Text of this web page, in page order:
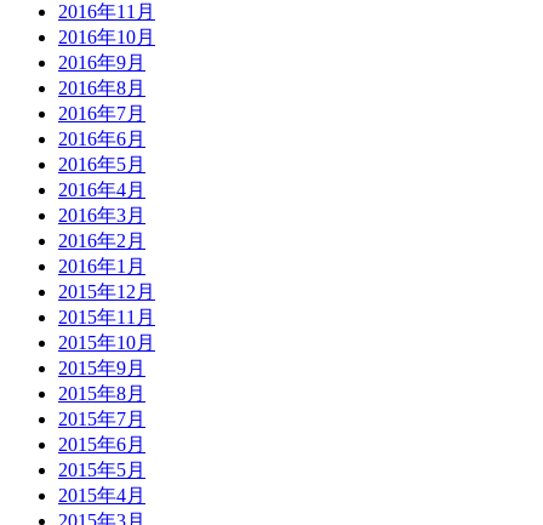
2016年11月
2016年10月
2016年9月
2016年8月
2016年7月
2016年6月
2016年5月
2016年4月
2016年3月
2016年2月
2016年1月
2015年12月
2015年11月
2015年10月
2015年9月
2015年8月
2015年7月
2015年6月
2015年5月
2015年4月